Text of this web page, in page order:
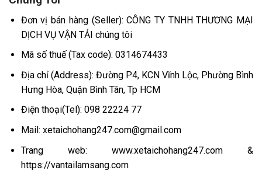
Đơn vị bán hàng (Seller): CÔNG TY TNHH THƯƠNG MẠI
DỊCH VỤ VẬN TẢI chúng tôi
Mã số thuế (Tax code): 0314674433
Địa chỉ (Address): Đường P4, KCN Vĩnh Lộc, Phường Bình
Hưng Hòa, Quận Bình Tân, Tp HCM
Điện thoại(Tel): 098 22224 77
Mail: xetaichohang247.com@gmail.com
Trang web: www.xetaichohang247.com &
https://vantailamsang.com